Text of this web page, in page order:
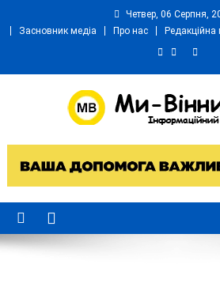
Четвер, 06 Серпня,
Засновник медіа
Про нас Редакційна
Ми Вінничани